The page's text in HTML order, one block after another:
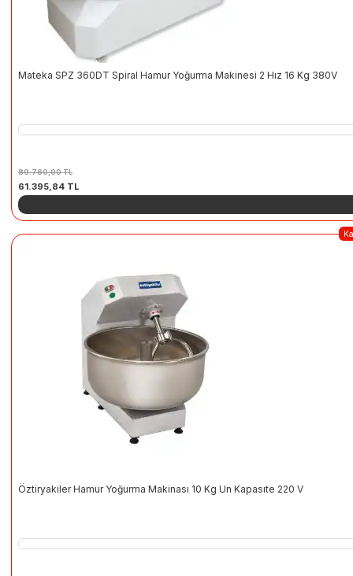
Mateka SPZ 360DT Spiral Hamur Yoğurma Makinesi 2 Hız 16 Kg 380V
89.760,00TL
Orijinal
fiyat:
89.760,00 TL.
61.395,84 TLŞu
fiyat:
Öztiryakiler Hamur Yoğurma Makinası 10 Kg Un Kapasıte 220 V